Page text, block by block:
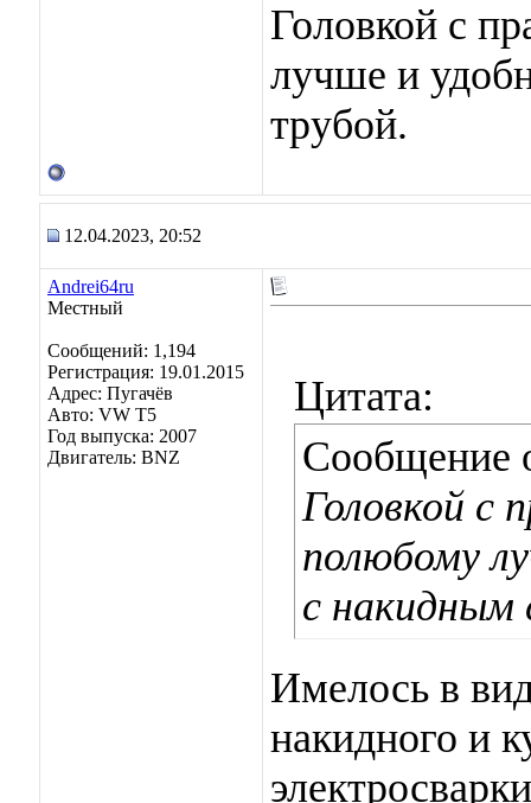
Головкой с
лучше и
трубой.
12.04.2023, 20:52
Andrei64ru
Местный
Сообщений: 1,194
Регистрация: 19.01.2015
Адрес: Пугачёв
Авто: VW T5
Год выпуска: 2007
Двигатель: BNZ
Цитата:
Сообщение
Головкой с
полюбому
с накидным
Имелось в
накидного и